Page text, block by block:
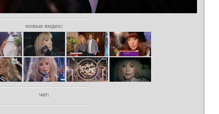
новые видео:
чат: